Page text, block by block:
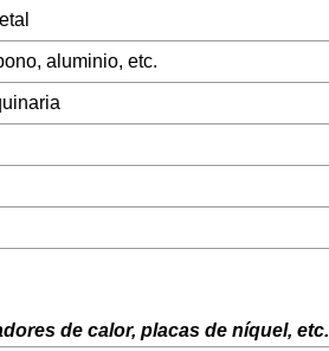
aluminio, etc.
de calor, placas de níquel, etc.